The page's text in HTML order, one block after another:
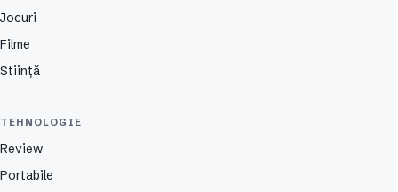
Jocuri
Filme
Știință
TEHNOLOGIE
Review
Portabile